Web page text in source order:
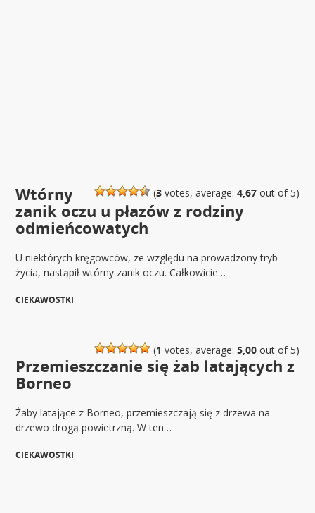
(3votes, average: 4,67out of 5)
Wtórny
zanik oczu u płazów z rodziny
odmieńcowatych
U niektórych kręgowców, ze względu na prowadzony tryb
życia, nastąpił wtórny zanik oczu. Całkowicie…
CIEKAWOSTKI
(1 votes, average: 5,00out of 5)
Przemieszczanie się żab latających z
Borneo
Żaby latające z Borneo, przemieszczają się z drzewa na
drzewo drogą powietrzną. W ten…
CIEKAWOSTKI